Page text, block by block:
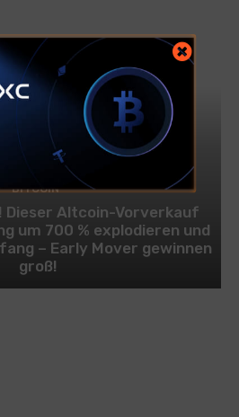
BITCOIN
Dieser Altcoin-Vorverkauf
um 700 % explodieren und
– Early Mover gewinnen
groß!